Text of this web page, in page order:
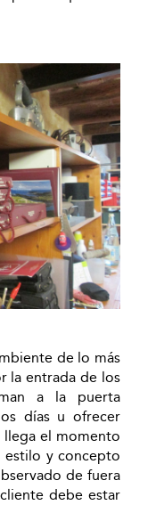
de lo más
la entrada de los
a la puerta
días u ofrecer
llega el momento
estilo y concepto
de fuera
debe estar